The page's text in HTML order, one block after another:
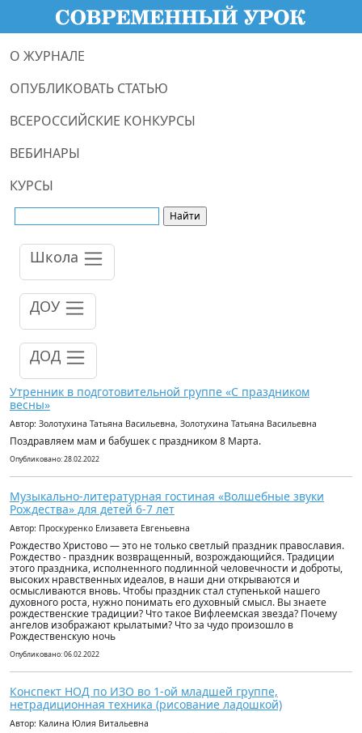
О ЖУРНАЛЕ
ОПУБЛИКОВАТЬ СТАТЬЮ
ВСЕРОССИЙСКИЕ КОНКУРСЫ
ВЕБИНАРЫ
КУРСЫ
Школа
ДОУ
ДОД
Утренник в подготовительной группе «С праздником
весны»
Автор: Золотухина Татьяна Васильевна, Золотухина Татьяна Васильевна
Поздравляем мам и бабушек с праздником 8 Марта.
Опубликовано: 28.02.2022
Музыкально-литературная гостиная «Волшебные звуки
Рождества» для детей 6-7 лет
Автор: Проскуренко Елизавета Евгеньевна
Рождество Христово — это не только светлый праздник православия.
Рождество - праздник возвращенный, возрождающийся. Традиции
этого праздника, исполненного подлинной человечности и доброты,
высоких нравственных идеалов, в наши дни открываются и
осмысливаются вновь. Чтобы праздник стал ступенькой нашего
духовного роста, нужно понимать его духовный смысл. Вы знаете
рождественские традиции? Что такое Вифлеемская звезда? Почему
ангелов изображают крылатыми? Что за чудо произошло в
Рождественскую ночь
Опубликовано: 06.02.2022
Конспект НОД по ИЗО во 1-ой младшей группе,
нетрадиционная техника (рисование ладошкой)
Автор: Калина Юлия Витальевна